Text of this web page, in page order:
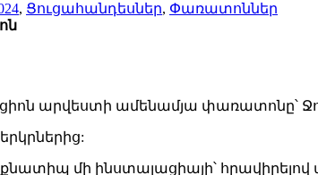
, Ցուցահանդեսներ, Փառատոններ
արվեստի ամենամյա փառատոնը՝
մի ինստալացիայի՝ հրավիրելով